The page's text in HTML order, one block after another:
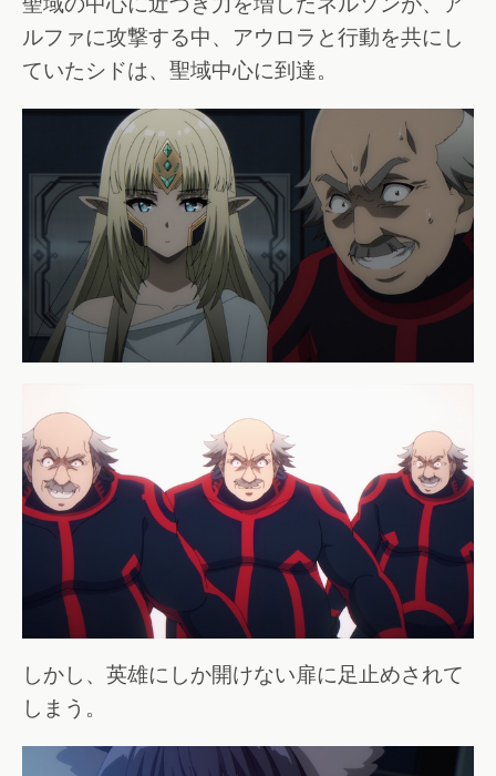
ルファに攻撃する中、アウロラと行動を共にし
ていたシドは、聖域中心に到達。
しかし、英雄にしか開けない扉に足止めされて
しまう。